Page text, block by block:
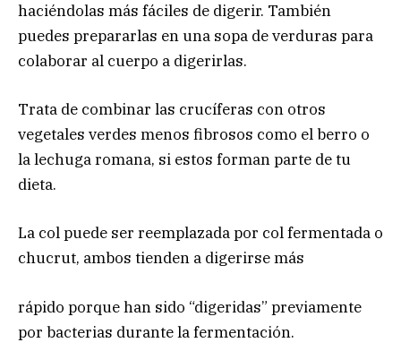
haciéndolas más fáciles de digerir. También
puedes prepararlas en una sopa de verduras para
colaborar al cuerpo a digerirlas.
Trata de combinar las crucíferas con otros
vegetales verdes menos fibrosos como el berro o
la lechuga romana, si estos forman parte de tu
dieta.
La col puede ser reemplazada por col fermentada o
chucrut, ambos tienden a digerirse más
rápido porque han sido “digeridas” previamente
por bacterias durante la fermentación.